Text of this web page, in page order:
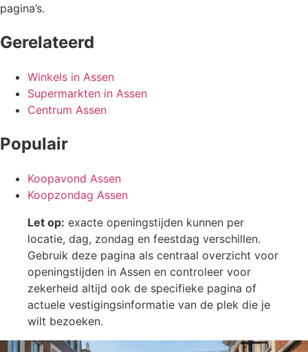
pagina’s.
Gerelateerd
Winkels in Assen
Supermarkten in Assen
Centrum Assen
Populair
Koopavond Assen
Koopzondag Assen
Let op: exacte openingstijden kunnen per
locatie, dag, zondag en feestdag verschillen.
Gebruik deze pagina als centraal overzicht voor
openingstijden in Assen en controleer voor
zekerheid altijd ook de specifieke pagina of
actuele vestigingsinformatie van de plek die je
wilt bezoeken.